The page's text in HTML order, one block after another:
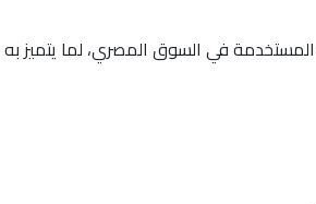
المستخدمة في السوق المصري، لما